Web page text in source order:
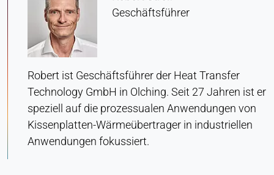
Geschäftsführer
Robert ist Geschäftsführer der Heat Transfer
Technology GmbH in Olching. Seit 27 Jahren ist er
speziell auf die prozessualen Anwendungen von
Kissenplatten-Wärmeübertrager in industriellen
Anwendungen fokussiert.
Wird verwendet, um zu verstehen, wie die Website
genutzt wird, und um die Leistung und
Benutzerfreundlichkeit zu verbessern. Die Daten
Matomo
Heat Transfer Technology